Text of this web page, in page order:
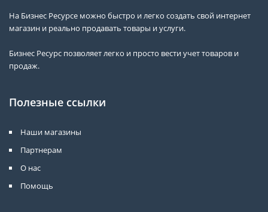
На Бизнес Ресурсе можно быстро и легко создать свой интернет
магазин и реально продавать товары и услуги.
Бизнес Ресурс позволяет легко и просто вести учет товаров и
продаж.
Полезные ссылки
Наши магазины
Партнерам
О нас
Помощь